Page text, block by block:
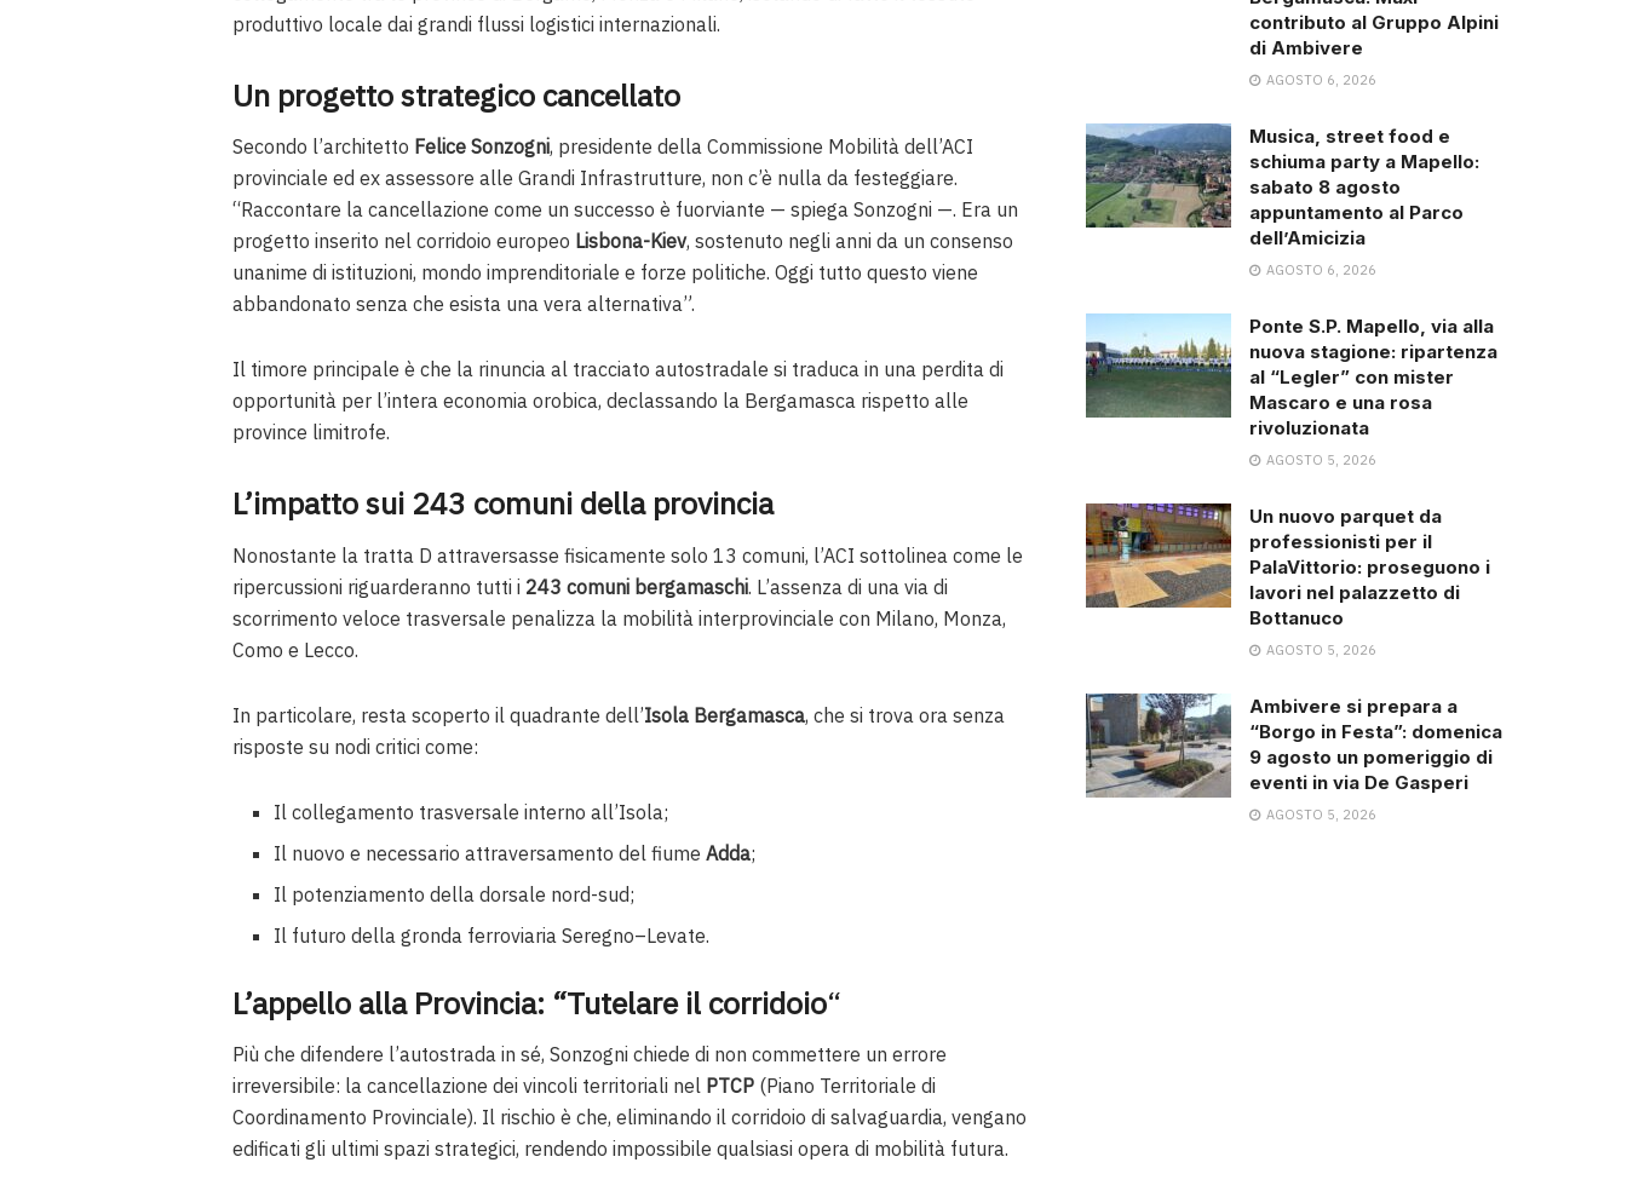
produttivo locale dai grandi flussi logistici internazionali.
Un progetto strategico cancellato
Secondo l’architetto Felice Sonzogni, presidente della Commissione Mobilità dell’ACI
provinciale ed ex assessore alle Grandi Infrastrutture, non c’è nulla da festeggiare.
“Raccontare la cancellazione come un successo è fuorviante — spiega Sonzogni —. Era un
progetto inserito nel corridoio europeo Lisbona-Kiev, sostenuto negli anni da un consenso
unanime di istituzioni, mondo imprenditoriale e forze politiche. Oggi tutto questo viene
abbandonato senza che esista una vera alternativa”.
Il timore principale è che la rinuncia al tracciato autostradale si traduca in una perdita di
opportunità per l’intera economia orobica, declassando la Bergamasca rispetto alle
province limitrofe.
L’impatto sui 243 comuni della provincia
Nonostante la tratta D attraversasse fisicamente solo 13 comuni, l’ACI sottolinea come le
ripercussioni riguarderanno tutti i 243 comuni bergamaschi. L’assenza di una via di
scorrimento veloce trasversale penalizza la mobilità interprovinciale con Milano, Monza,
Como e Lecco.
In particolare, resta scoperto il quadrante dell’Isola Bergamasca, che si trova ora senza
risposte su nodi critici come:
Il collegamento trasversale interno all’Isola;
Il nuovo e necessario attraversamento del fiumeAdda;
Il potenziamento della dorsale nord-sud;
Il futuro della gronda ferroviaria Seregno–Levate.
L’appello alla Provincia: “Tutelare il corridoio“
Più che difendere l’autostrada in sé, Sonzogni chiede di non commettere un errore
irreversibile: la cancellazione dei vincoli territoriali nel PTCP (Piano Territoriale di
Coordinamento Provinciale). Il rischio è che, eliminando il corridoio di salvaguardia, vengano
edificati gli ultimi spazi strategici, rendendo impossibile qualsiasi opera di mobilità futura.
contributo al Gruppo Alpini
di Ambivere
AGOSTO 6, 2026
Musica, street food e
schiuma party a Mapello:
sabato 8 agosto
appuntamento al Parco
dell’Amicizia
AGOSTO 6, 2026
Ponte S.P. Mapello, via alla
nuova stagione: ripartenza
al “Legler” con mister
Mascaro e una rosa
rivoluzionata
AGOSTO 5, 2026
Un nuovo parquet da
professionisti per il
PalaVittorio: proseguono i
lavori nel palazzetto di
Bottanuco
AGOSTO 5, 2026
Ambivere si prepara a
“Borgo in Festa”: domenica
9 agosto un pomeriggio di
eventi in via De Gasperi
AGOSTO 5, 2026